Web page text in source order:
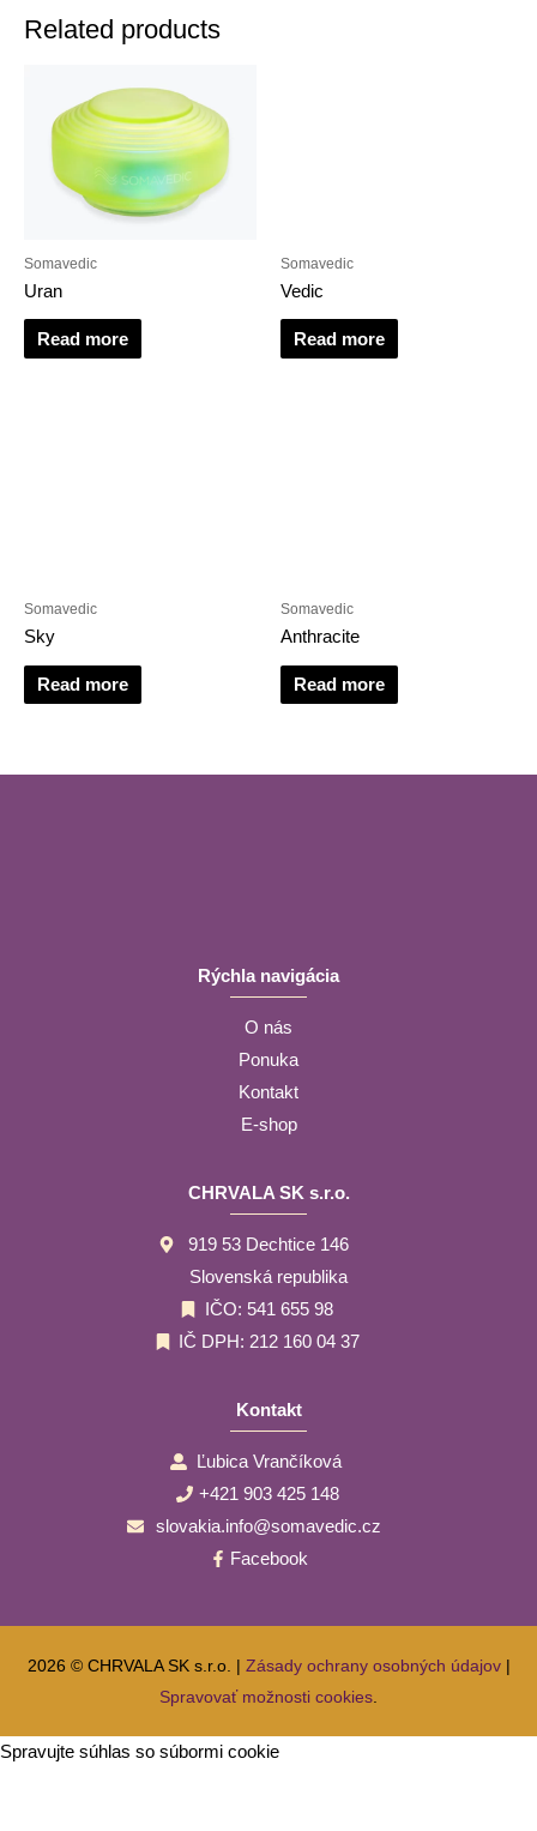
Related products
Somavedic
Uran
Read more
Somavedic
Vedic
Read more
Somavedic
Sky
Read more
Somavedic
Anthracite
Read more
Rýchla navigácia
O nás
Ponuka
Kontakt
E-shop
CHRVALA SK s.r.o.
919 53 Dechtice 146
Slovenská republika
IČO: 541 655 98
IČ DPH: 212 160 04 37
Kontakt
Ľubica Vrančíková
+421 903 425 148
slovakia.info@somavedic.cz
Facebook
2026 © CHRVALA SK s.r.o. | Zásady ochrany osobných údajov|
Spravovať možnosti cookies.
Spravujte súhlas so súbormi cookie